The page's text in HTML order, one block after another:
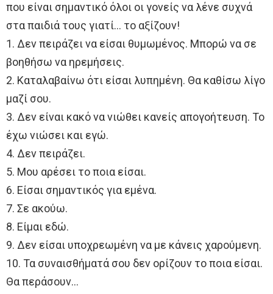
που είναι σημαντικό όλοι οι γονείς να λένε συχνά
στα παιδιά τους γιατί… το αξίζουν!
1. Δεν πειράζει να είσαι θυμωμένος. Μπορώ να σε
βοηθήσω να ηρεμήσεις.
2. Καταλαβαίνω ότι είσαι λυπημένη. Θα καθίσω λίγο
μαζί σου.
3. Δεν είναι κακό να νιώθει κανείς απογοήτευση. Το
έχω νιώσει και εγώ.
4. Δεν πειράζει.
5. Μου αρέσει το ποια είσαι.
6. Είσαι σημαντικός για εμένα.
7. Σε ακούω.
8. Είμαι εδώ.
9. Δεν είσαι υποχρεωμένη να με κάνεις χαρούμενη.
10. Τα συναισθήματά σου δεν ορίζουν το ποια είσαι.
Θα περάσουν…